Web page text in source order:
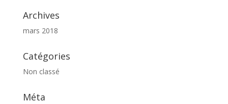
Archives
mars 2018
Catégories
Non classé
Méta